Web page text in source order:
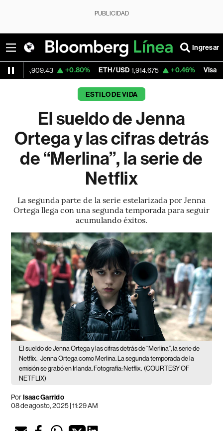
PUBLICIDAD
Ingresar
+0.80% ETH/USD 1,914.675 +0.46% Visa 362.50
ESTILO DE VIDA
El sueldo de Jenna
Ortega y las cifras detrás
de “Merlina”, la serie de
Netflix
La segunda parte de la serie estelarizada por Jenna
Ortega llega con una segunda temporada para seguir
acumulando éxitos.
El sueldo de Jenna Ortega y las cifras detrás de “Merlina”, la serie de
Netflix. Jenna Ortega como Merlina. La segunda temporada de la
emisión se grabó en Irlanda. Fotografía: Netflix. (COURTESY OF
NETFLIX)
PorIsaac Garrido
08 de agosto, 2025 | 11:29 AM